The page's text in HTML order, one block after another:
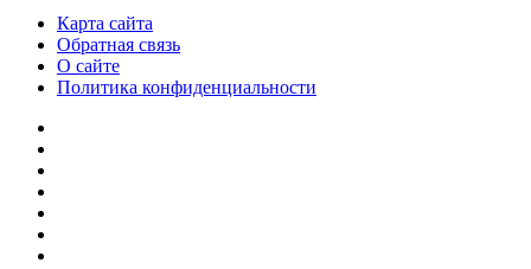
Карта сайта
Обратная связь
О сайте
Политика конфиденциальности